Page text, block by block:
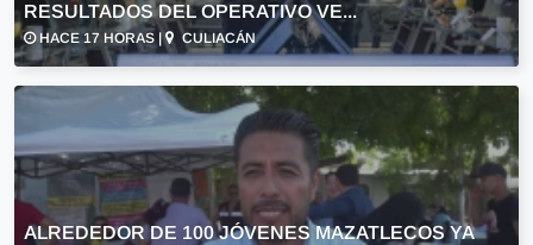
RESULTADOS DEL OPERATIVO VE...
HACE 17 HORAS | CULIACÁN
ALREDEDOR DE 100 JÓVENES MAZATLECOS YA